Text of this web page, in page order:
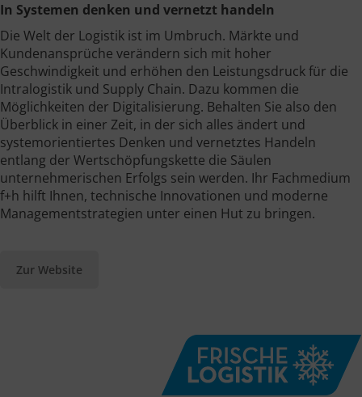
In Systemen denken und vernetzt handeln
Die Welt der Logistik ist im Umbruch. Märkte und
Kundenansprüche verändern sich mit hoher
Geschwindigkeit und erhöhen den Leistungsdruck für die
Intralogistik und Supply Chain. Dazu kommen die
Möglichkeiten der Digitalisierung. Behalten Sie also den
Überblick in einer Zeit, in der sich alles ändert und
systemorientiertes Denken und vernetztes Handeln
entlang der Wertschöpfungskette die Säulen
unternehmerischen Erfolgs sein werden. Ihr Fachmedium
f+h hilft Ihnen, technische Innovationen und moderne
Managementstrategien unter einen Hut zu bringen.
Zur Website